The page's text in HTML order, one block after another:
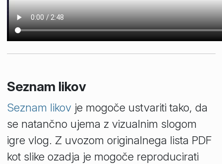
Seznam likov
Seznam likovje mogoče ustvariti tako, da
se natančno ujema z vizualnim slogom
igre vlog. Z uvozom originalnega lista PDF
kot slike ozadja je mogoče reproducirati